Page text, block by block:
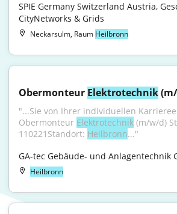
SPIE Germany Switzerland Austria,
CityNetworks & Grids
Neckarsulm, Raum Heilbronn
Obermonteur Elektrotechnik
"...Sie von Ihrer individuellen
Obermonteur Elektrotechnik (m/w/d)
110221Standort: Heilbronn..."
GA-tec Gebäude- und Anlagentechnik
Heilbronn